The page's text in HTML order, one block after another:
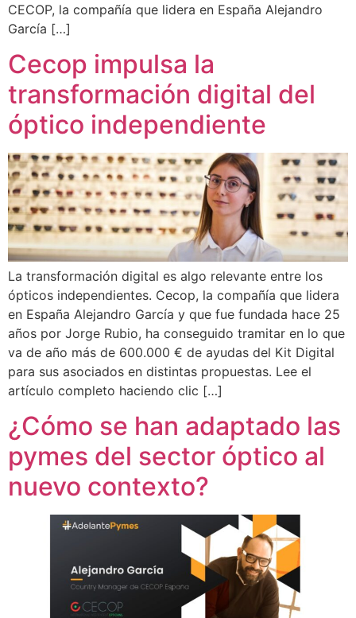
CECOP, la compañía que lidera en España Alejandro
García […]
Cecop impulsa la
transformación digital del
óptico independiente
La transformación digital es algo relevante entre los
ópticos independientes. Cecop, la compañía que lidera
en España Alejandro García y que fue fundada hace 25
años por Jorge Rubio, ha conseguido tramitar en lo que
va de año más de 600.000 € de ayudas del Kit Digital
para sus asociados en distintas propuestas. Lee el
artículo completo haciendo clic […]
¿Cómo se han adaptado las
pymes del sector óptico al
nuevo contexto?